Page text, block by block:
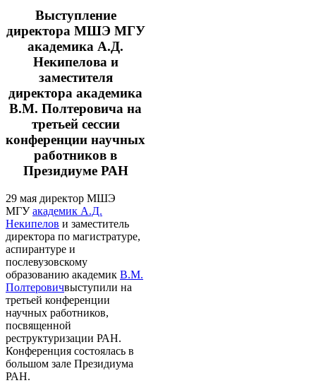
Выступление
директора МШЭ МГУ
академика А.Д.
Некипелова и
заместителя
директора академика
В.М. Полтеровича на
третьей сессии
конференции научных
работников в
Президиуме РАН
29 мая директор МШЭ
МГУакадемик А.Д.
Некипелов и заместитель
директора по магистратуре,
аспирантуре и
послевузовскому
образованию академик В.М.
Полтеровичвыступили на
третьей конференции
научных работников,
посвященной
реструктуризации РАН.
Конференция состоялась в
большом зале Президиума
РАН.